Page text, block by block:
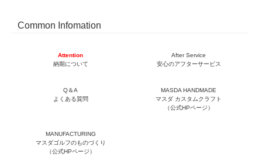
Common Infomation
Attention
納期について
After Service
安心のアフターサービス
Q＆A
よくある質問
MASDA HANDMADE
マスダ カスタムクラフト
（公式HPページ）
MANUFACTURING
マスダゴルフのものづくり
（公式HPページ）